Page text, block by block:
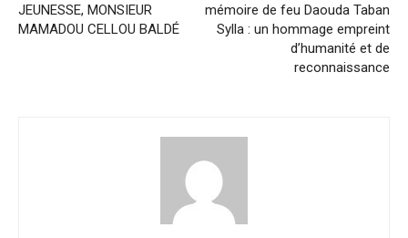
JEUNESSE, MONSIEUR
MAMADOU CELLOU BALDÉ
mémoire de feu Daouda Taban
Sylla : un hommage empreint
d’humanité et de
reconnaissance